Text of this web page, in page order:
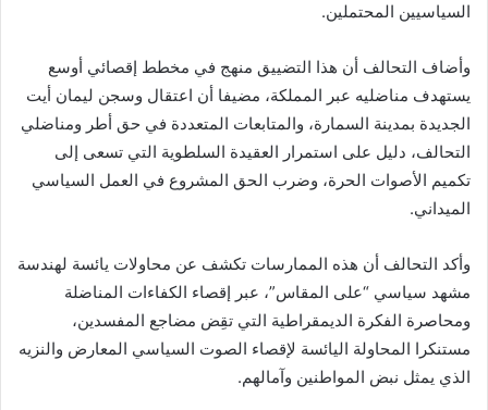
السياسيين المحتملين.
وأضاف التحالف أن هذا التضييق منهج في مخطط إقصائي أوسع
يستهدف مناضليه عبر المملكة، مضيفا أن اعتقال وسجن ليمان أيت
الجديدة بمدينة السمارة، والمتابعات المتعددة في حق أطر ومناضلي
التحالف، دليل على استمرار العقيدة السلطوية التي تسعى إلى
تكميم الأصوات الحرة، وضرب الحق المشروع في العمل السياسي
الميداني.
وأكد التحالف أن هذه الممارسات تكشف عن محاولات يائسة لهندسة
مشهد سياسي “على المقاس”، عبر إقصاء الكفاءات المناضلة
ومحاصرة الفكرة الديمقراطية التي تقِض مضاجع المفسدين،
مستنكرا المحاولة اليائسة لإقصاء الصوت السياسي المعارض والنزيه
الذي يمثل نبض المواطنين وآمالهم.